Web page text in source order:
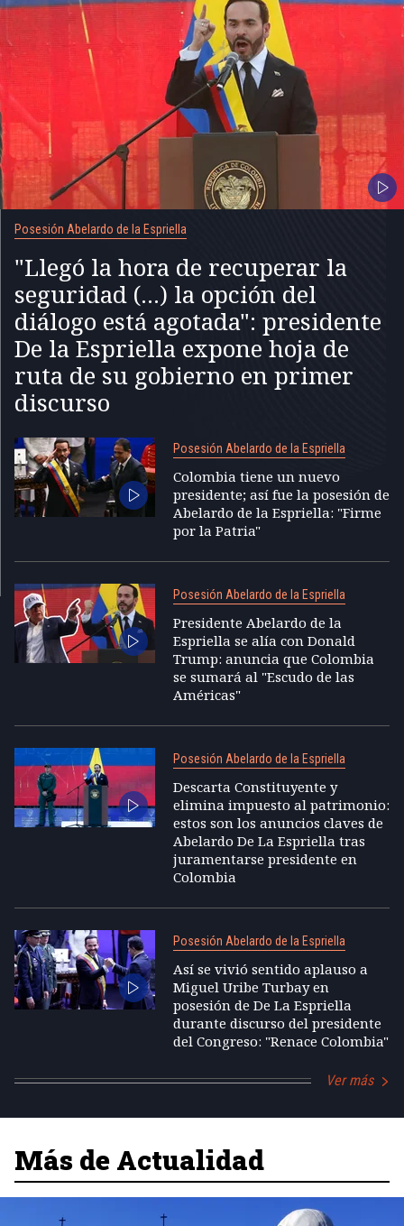
Posesión Abelardo de la Espriella
"Llegó la hora de recuperar la
seguridad (...) la opción del
diálogo está agotada": presidente
De la Espriella expone hoja de
ruta de su gobierno en primer
discurso
Posesión Abelardo de la Espriella
Colombia tiene un nuevo
presidente; así fue la posesión de
Abelardo de la Espriella: "Firme
por la Patria"
Posesión Abelardo de la Espriella
Presidente Abelardo de la
Espriella se alía con Donald
Trump: anuncia que Colombia
se sumará al "Escudo de las
Américas"
Posesión Abelardo de la Espriella
Descarta Constituyente y
elimina impuesto al patrimonio:
estos son los anuncios claves de
Abelardo De La Espriella tras
juramentarse presidente en
Colombia
Posesión Abelardo de la Espriella
Así se vivió sentido aplauso a
Miguel Uribe Turbay en
posesión de De La Espriella
durante discurso del presidente
del Congreso: "Renace Colombia"
Ver más
Más de Actualidad